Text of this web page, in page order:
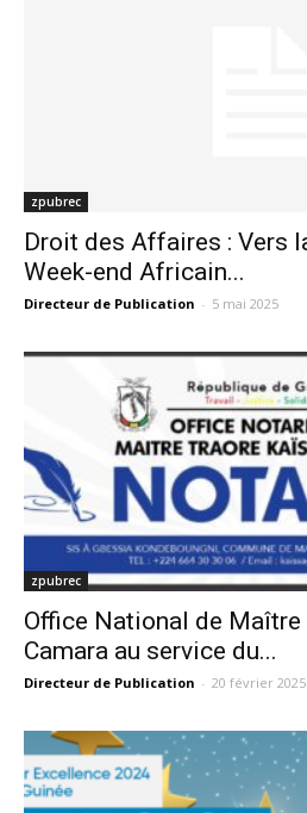
zpubrec
Droit des Affaires : Vers
Week-end Africain...
Directeur de Publication - 5 mai 2025
zpubrec
Office National de Maître
Camara au service du...
Directeur de Publication - 20 février 2025